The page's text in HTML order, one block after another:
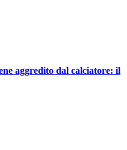
aggredito dal calciatore: il